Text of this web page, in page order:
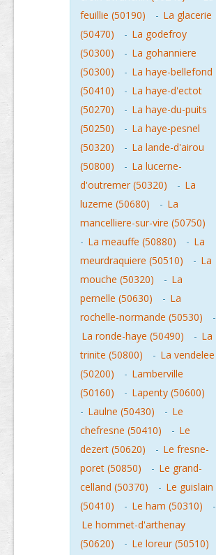
feuillie (50190)
- La glacerie
(50470)
- La godefroy
(50300)
- La gohanniere
(50300)
- La haye-bellefond
(50410)
- La haye-d'ectot
(50270)
- La haye-du-puits
(50250)
- La haye-pesnel
(50320)
- La lande-d'airou
(50800)
- La lucerne-
d'outremer (50320)
- La
luzerne (50680)
- La
mancelliere-sur-vire (50750)
- La meauffe (50880) - La
meurdraquiere (50510)
- La
mouche (50320)
- La
pernelle (50630)
- La
rochelle-normande (50530)
-
La ronde-haye (50490)
- La
trinite (50800)
- La vendelee
(50200)
- Lamberville
(50160)
- Lapenty (50600)
- Laulne (50430) - Le
chefresne (50410)
- Le
dezert (50620)
- Le fresne-
poret (50850)
- Le grand-
celland (50370)
- Le guislain
(50410)
- Le ham (50310)
-
Le hommet-d'arthenay
(50620)
- Le loreur (50510)